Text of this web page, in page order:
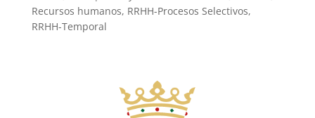
Recursos humanos, RRHH-Procesos Selectivos,
RRHH-Temporal